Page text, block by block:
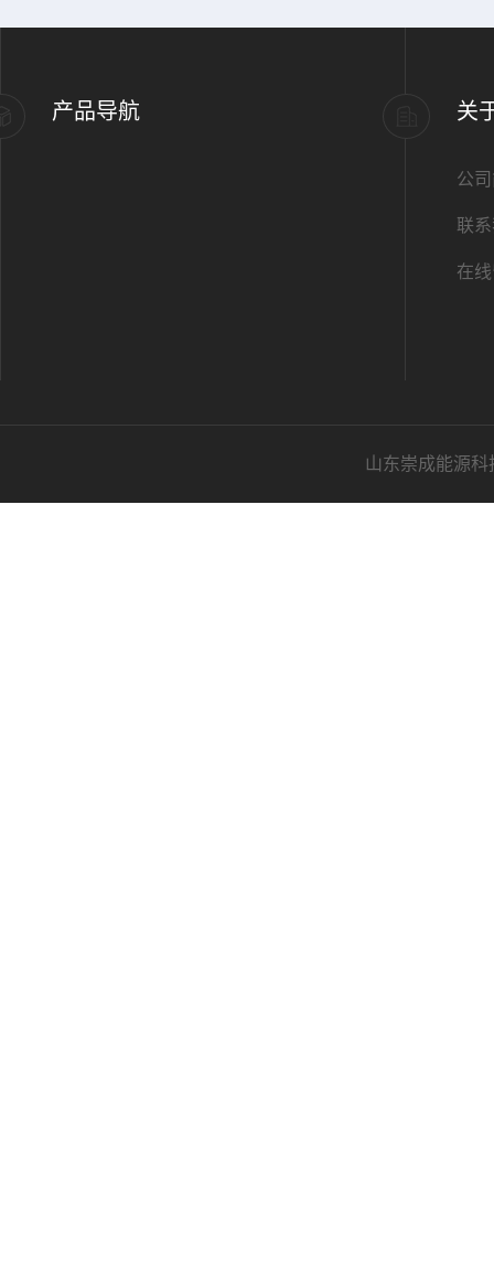
产品导航 关
公
联
在
山东崇成能源